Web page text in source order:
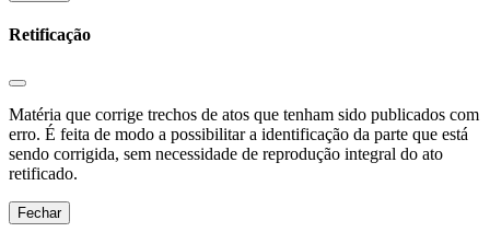
Retificação
Matéria que corrige trechos de atos que tenham sido publicados com
erro. É feita de modo a possibilitar a identificação da parte que está
sendo corrigida, sem necessidade de reprodução integral do ato
retificado.
Fechar